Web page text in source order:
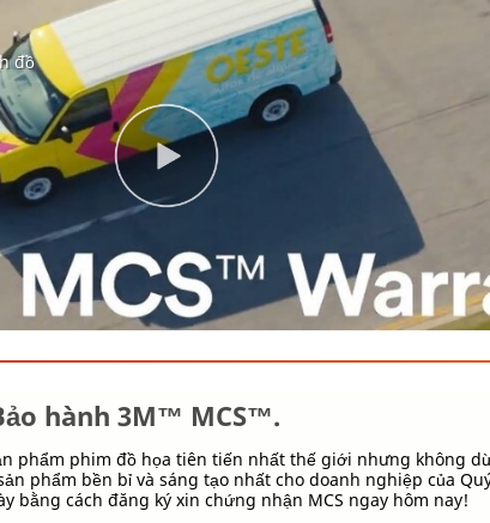
đồ
hành 3M™ MCS™.
phẩm phim đồ họa tiên tiến nhất thế giới nhưng không
phẩm bền bỉ và sáng tạo nhất cho doanh nghiệp của
bằng cách đăng ký xin chứng nhận MCS ngay hôm nay!